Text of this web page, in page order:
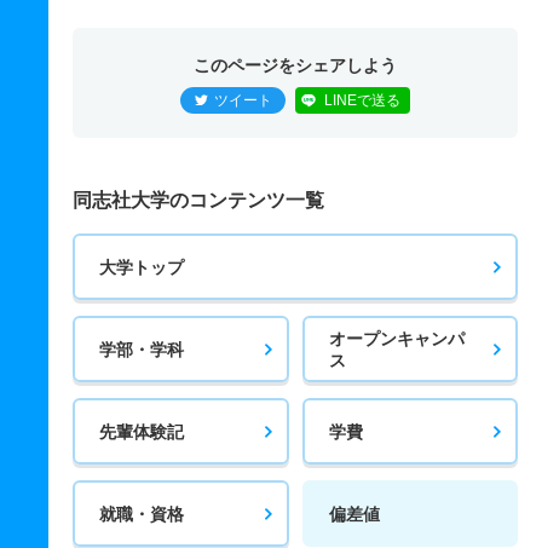
このページをシェアしよう
ツイート LINEで送る
同志社大学のコンテンツ一覧
大学トップ
学部・学科
オープンキャンパ
ス
先輩体験記 学費
就職・資格 偏差値